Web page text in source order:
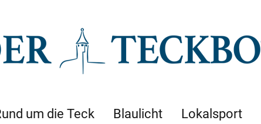
um die Teck Blaulicht Lokalsport